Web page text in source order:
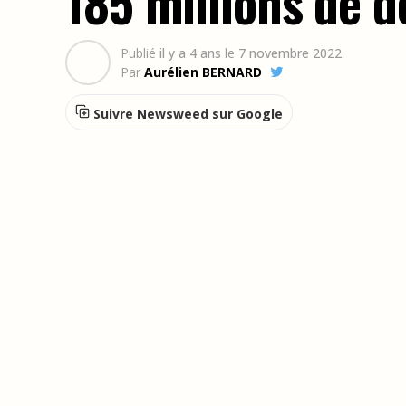
Publié il y a 4 ans le 7 novembre 2022
Par Aurélien BERNARD
Suivre Newsweed sur Google